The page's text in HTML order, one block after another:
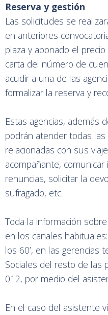
Reserva y gestión
Las solicitudes se
en anteriores
plaza y abonado el
carta del número de
acudir a una de las
formalizar la reserva y
Estas agencias, además
podrán atender todas
relacionadas con sus
acompañante, comunicar
renuncias, solicitar la
sufragado, etc.
Toda la información
en los canales
los 60’, en las gerencias
Sociales del resto de las
012, por medio del
En el caso del asistente